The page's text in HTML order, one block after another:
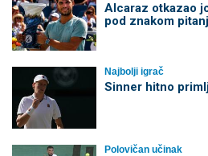
Alcaraz otkazao
pod znakom
Najbolji igrač
Sinner hitno
Polovičan učinak